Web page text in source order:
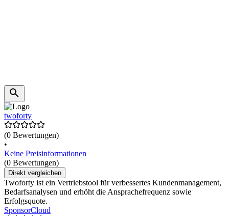
twoforty
(0 Bewertungen)
•
Keine Preisinformationen
(0 Bewertungen)
Direkt vergleichen
Twoforty ist ein Vertriebstool für verbessertes Kundenmanagement,
Bedarfsanalysen und erhöht die Ansprachefrequenz sowie
Erfolgsquote.
SponsorCloud